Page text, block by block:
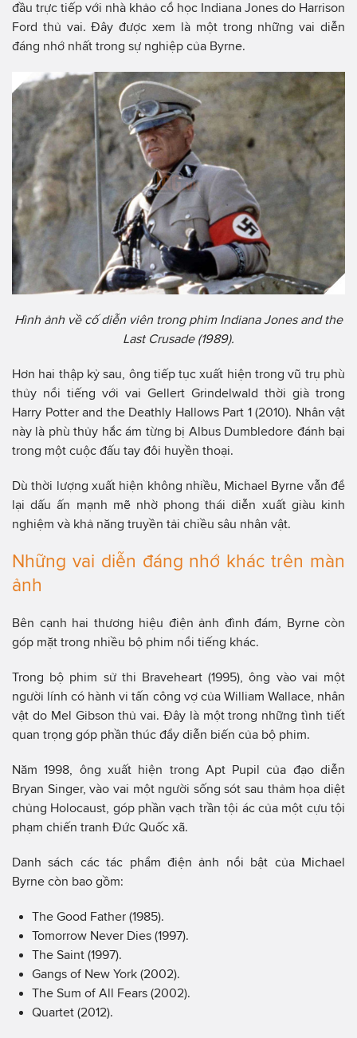
đầu trực tiếp với nhà khảo cổ học Indiana Jones do Harrison
Ford thủ vai. Đây được xem là một trong những vai diễn
đáng nhớ nhất trong sự nghiệp của Byrne.
Hình ảnh về cố diễn viên trong phim Indiana Jones and the
Last Crusade (1989).
Hơn hai thập kỷ sau, ông tiếp tục xuất hiện trong vũ trụ phù
thủy nổi tiếng với vai Gellert Grindelwald thời già trong
Harry Potter and the Deathly Hallows Part 1 (2010). Nhân vật
này là phù thủy hắc ám từng bị Albus Dumbledore đánh bại
trong một cuộc đấu tay đôi huyền thoại.
Dù thời lượng xuất hiện không nhiều, Michael Byrne vẫn để
lại dấu ấn mạnh mẽ nhờ phong thái diễn xuất giàu kinh
nghiệm và khả năng truyền tải chiều sâu nhân vật.
Những vai diễn đáng nhớ khác trên màn
ảnh
Bên cạnh hai thương hiệu điện ảnh đình đám, Byrne còn
góp mặt trong nhiều bộ phim nổi tiếng khác.
Trong bộ phim sử thi Braveheart (1995), ông vào vai một
người lính có hành vi tấn công vợ của William Wallace, nhân
vật do Mel Gibson thủ vai. Đây là một trong những tình tiết
quan trọng góp phần thúc đẩy diễn biến của bộ phim.
Năm 1998, ông xuất hiện trong Apt Pupil của đạo diễn
Bryan Singer, vào vai một người sống sót sau thảm họa diệt
chủng Holocaust, góp phần vạch trần tội ác của một cựu tội
phạm chiến tranh Đức Quốc xã.
Danh sách các tác phẩm điện ảnh nổi bật của Michael
Byrne còn bao gồm:
The Good Father (1985).
Tomorrow Never Dies (1997).
The Saint (1997).
Gangs of New York (2002).
The Sum of All Fears (2002).
Quartet (2012).